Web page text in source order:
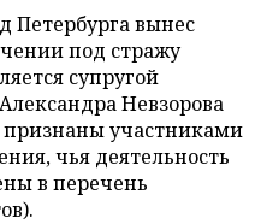
Петербурга вынес
под стражу
супругой
Невзорова
признаны участниками
чья деятельность
в перечень